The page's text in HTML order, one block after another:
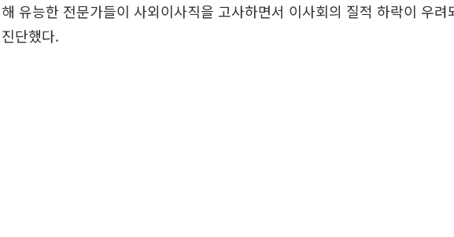
해 유능한 전문가들이 사외이사직을 고사하면서 이사회의 질적 하락이 우려
진단했다.